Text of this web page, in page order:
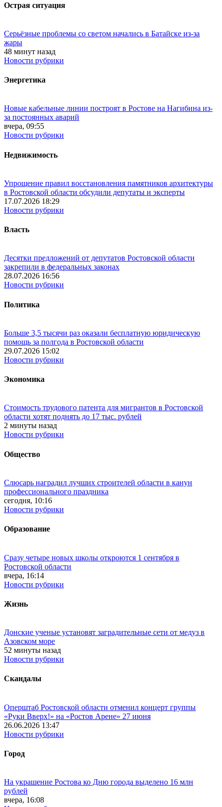
Острая ситуация
Серьёзные проблемы со светом начались в Батайске из-за
жары
48 минут назад
Новости рубрики
Энергетика
Новые кабельные линии построят в Ростове на Нагибина из-
за постоянных аварий
вчера, 09:55
Новости рубрики
Недвижимость
Упрощение правил восстановления памятников архитектуры
в Ростовской области обсудили депутаты и эксперты
17.07.2026 18:29
Новости рубрики
Власть
Десятки предложений от депутатов Ростовской области
закрепили в федеральных законах
28.07.2026 16:56
Новости рубрики
Политика
Больше 3,5 тысячи раз оказали бесплатную юридическую
помощь за полгода в Ростовской области
29.07.2026 15:02
Новости рубрики
Экономика
Стоимость трудового патента для мигрантов в Ростовской
области хотят поднять до 17 тыс. рублей
2 минуты назад
Новости рубрики
Общество
Слюсарь наградил лучших строителей области в канун
профессионального праздника
сегодня, 10:16
Новости рубрики
Образование
Сразу четыре новых школы откроются 1 сентября в
Ростовской области
вчера, 16:14
Новости рубрики
Жизнь
Донские ученые установят заградительные сети от медуз в
Азовском море
52 минуты назад
Новости рубрики
Скандалы
Оперштаб Ростовской области отменил концерт группы
«Руки Вверх!» на «Ростов Арене» 27 июня
26.06.2026 13:47
Новости рубрики
Город
На украшение Ростова ко Дню города выделено 16 млн
рублей
вчера, 16:08